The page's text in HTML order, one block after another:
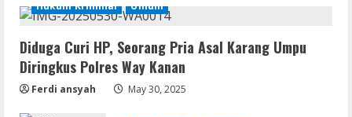
1
Serialers
VMware Workstation Portable +
Activator Final
Hukum Kriminal Umum
Diduga Curi HP, Seorang Pria Asal Karang Umpu
Diringkus Polres Way Kanan
Ferdi ansyah May 30, 2025